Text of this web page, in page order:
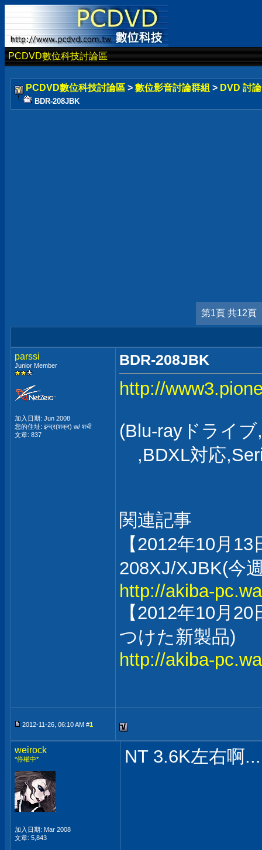
PCDVD數位科技討論區
PCDVD數位科技討論區 > 數位影音討論群組 > DVD 討
BDR-208JBK
第1頁 共12頁
parssi
Junior Member
加入日期: Jun 2008
您的住址: इन्द्र(शक्र) w/ शची
文章: 837
BDR-208JBK
http://
(Blu-rayドライ
,BDXL対応
関連記事
【2012年10月
208XJ/XJBK(今
http://akiba-
【2012年10月
つけた新製品)
http://akiba-
2012-11-26, 06:10 AM #1
weirock
*停權中*
加入日期: Mar 2008
文章: 5,843
NT 3.6K左右啊...